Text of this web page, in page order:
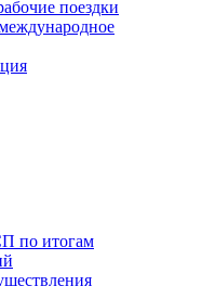
поездки
по итогам